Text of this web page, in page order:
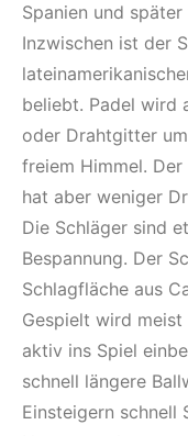
Spanien und
Inzwischen ist der
beliebt. Padel wird
oder Drahtgitter
freiem Himmel.
hat aber weniger
Die Schläger sind
Bespannung. Der
Schlagfläche aus
Gespielt wird meist
aktiv ins Spiel
schnell längere
Einsteigern schnell